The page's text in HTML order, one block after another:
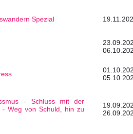
Spezial
- Schluss mit der
- Weg von Schuld, hin zu